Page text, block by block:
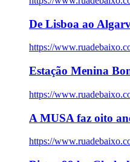
De Lisboa ao
https://
Estação Menina
https://
A MUSA faz oito
https://